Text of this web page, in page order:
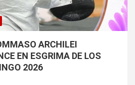
ARCHILEI
EN ESGRIMA DE LOS
2026